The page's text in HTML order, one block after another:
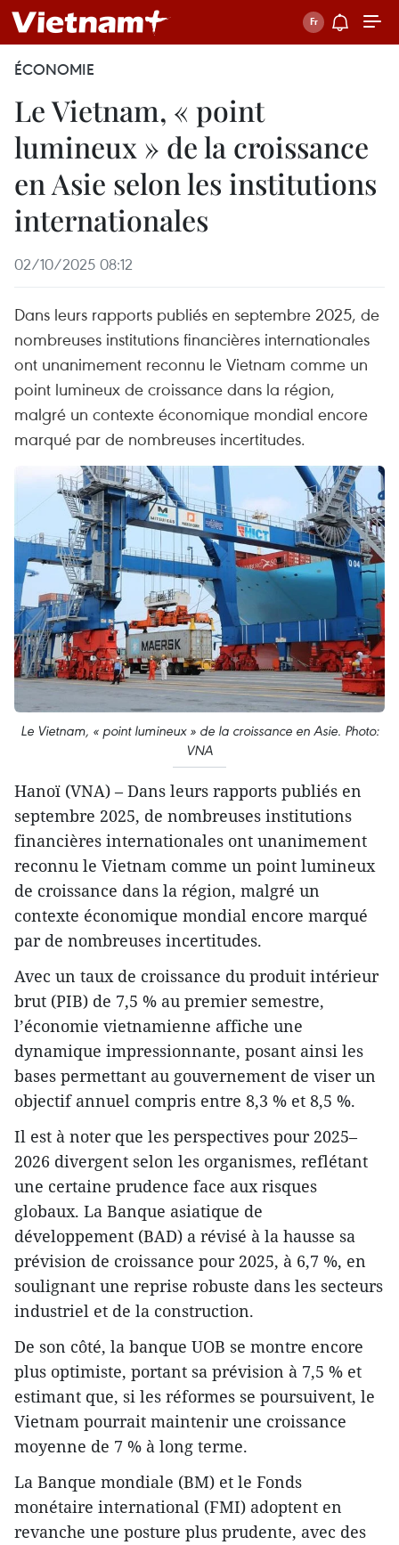
ÉCONOMIE
Le Vietnam, « point
lumineux » de la croissance
en Asie selon les institutions
internationales
02/10/2025 08:12
Dans leurs rapports publiés en septembre 2025, de
nombreuses institutions financières internationales
ont unanimement reconnu le Vietnam comme un
point lumineux de croissance dans la région,
malgré un contexte économique mondial encore
marqué par de nombreuses incertitudes.
Le Vietnam, « point lumineux » de la croissance en Asie. Photo:
VNA
Hanoï (VNA) – Dans leurs rapports publiés en
septembre 2025, de nombreuses institutions
financières internationales ont unanimement
reconnu le Vietnam comme un point lumineux
de croissance dans la région, malgré un
contexte économique mondial encore marqué
par de nombreuses incertitudes.
Avec un taux de croissance du produit intérieur
brut (PIB) de 7,5 % au premier semestre,
l’économie vietnamienne affiche une
dynamique impressionnante, posant ainsi les
bases permettant au gouvernement de viser un
objectif annuel compris entre 8,3 % et 8,5 %.
Il est à noter que les perspectives pour 2025–
2026 divergent selon les organismes, reflétant
une certaine prudence face aux risques
globaux. La Banque asiatique de
développement (BAD) a révisé à la hausse sa
prévision de croissance pour 2025, à 6,7 %, en
soulignant une reprise robuste dans les secteurs
industriel et de la construction.
De son côté, la banque UOB se montre encore
plus optimiste, portant sa prévision à 7,5 % et
estimant que, si les réformes se poursuivent, le
Vietnam pourrait maintenir une croissance
moyenne de 7 % à long terme.
La Banque mondiale (BM) et le Fonds
monétaire international (FMI) adoptent en
revanche une posture plus prudente, avec des